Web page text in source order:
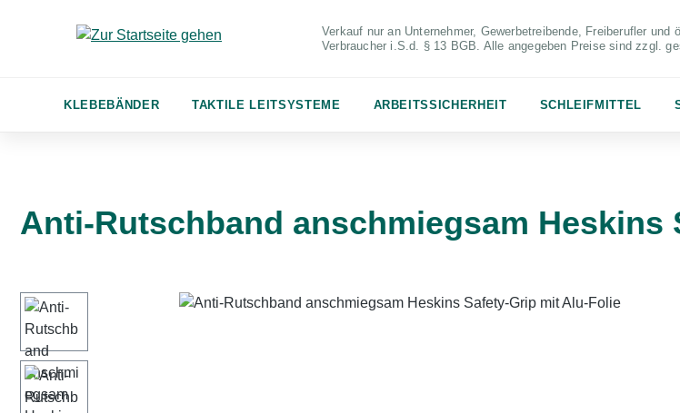
Verkauf nur an Unternehmer, Gewerbetreibende, Freiberufler
Verbraucher i.S.d. § 13 BGB. Alle angegeben Preise sind zzgl.
KLEBEBÄNDER TAKTILE LEITSYSTEME ARBEITSSICHERHEIT SCHLEIFMITTEL
Anti-Rutschband anschmiegsam Heskins
Bildergalerie überspringen